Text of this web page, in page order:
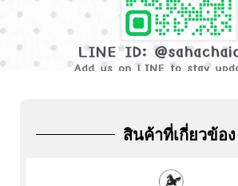
สินค้าที่เกี่ยวข้อง